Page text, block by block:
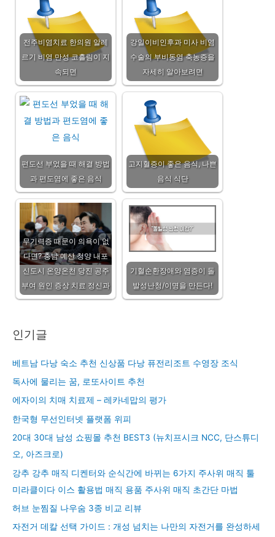
전주비염치료 한의원 알레
르기 비염 만성 코흘림이 지
속되면
강일이비인후과 미사 비염
수술의 부비동염 축농증을
자세히 알아보려면
편도선 부었을 때 해결 방법
과 편도염에 좋은 음식
고지혈증이 좋은 음식, 나쁜
음식 식단
무기력증 때문이 의욕이 없
다면? 충남 예산 청양 내포
신도시 온양온천 당진 공주
부여 원인 증상 치료 정신과
기혈순환장애와 염증이 돌
발성난청/이명을 만든다!
인기글
베트남 다낭 숙소 추천 신상품 다낭 퓨전리조트 수영장 조식
독사에 물리는 꿈, 로또사이트 추천
에자이의 치매 치료제 – 레카네맙의 평가
한국형 무선인터넷 플랫폼 위피
20대 30대 남성 쇼핑몰 추천 BEST3 (뉴치프시크 NCC, 단스튜디
오, 아즈크로)
강추 강추 매직 디켄터와 순식간에 바뀌는 6가지 주사위 매직 툴
미라클이다 이스 활용법 매직 용품 주사위 매직 초간단 마법
허브 눈찜질 나우숨 3종 비교 리뷰
자전거 데칼 선택 가이드 : 개성 넘치는 나만의 자전거를 완성하세